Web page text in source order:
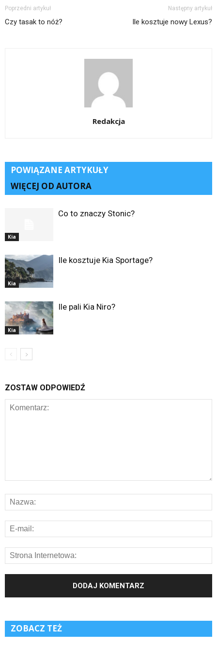
Poprzedni artykuł
Czy tasak to nóż?
Następny artykuł
Ile kosztuje nowy Lexus?
Redakcja
POWIĄZANE ARTYKUŁY
WIĘCEJ OD AUTORA
Kia
Co to znaczy Stonic?
Kia
Ile kosztuje Kia Sportage?
Kia
Ile pali Kia Niro?
ZOSTAW ODPOWIEDŹ
ZOBACZ TEŻ